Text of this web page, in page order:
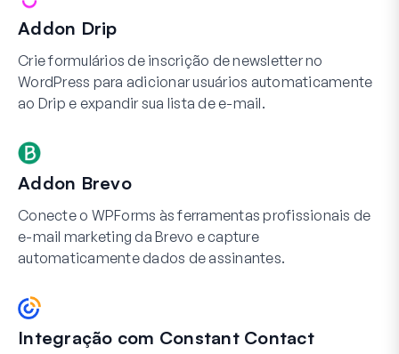
Addon Drip
Crie formulários de inscrição de newsletter no
WordPress para adicionar usuários automaticamente
ao Drip e expandir sua lista de e-mail.
Addon Brevo
Conecte o WPForms às ferramentas profissionais de
e-mail marketing da Brevo e capture
automaticamente dados de assinantes.
Integração com Constant Contact